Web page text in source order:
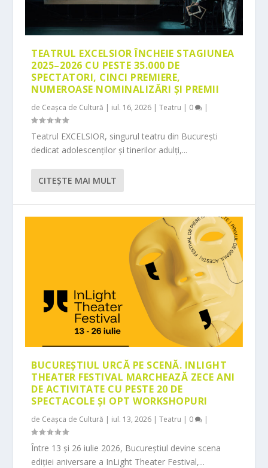
TEATRUL EXCELSIOR ÎNCHEIE STAGIUNEA
2025–2026 CU PESTE 35.000 DE
SPECTATORI, CINCI PREMIERE,
NUMEROASE NOMINALIZĂRI ȘI PREMII
de Ceașca de Cultură | iul. 16, 2026 |Teatru | 0 |
Teatrul EXCELSIOR, singurul teatru din București
dedicat adolescenților și tinerilor adulți,...
CITEŞTE MAI MULT
BUCUREȘTIUL URCĂ PE SCENĂ. INLIGHT
THEATER FESTIVAL MARCHEAZĂ ZECE ANI
DE ACTIVITATE CU PESTE 20 DE
SPECTACOLE ȘI OPT WORKSHOPURI
de Ceașca de Cultură | iul. 13, 2026 |Teatru | 0 |
Între 13 și 26 iulie 2026, Bucureștiul devine scena
ediției aniversare a InLight Theater Festival,...